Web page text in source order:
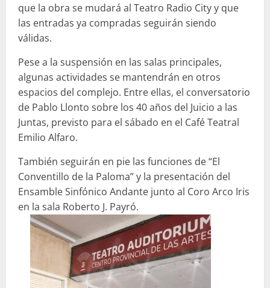
que la obra se mudará al Teatro Radio Cityy que
las entradas ya compradas seguirán siendo
válidas.
Pese a la suspensión en las salas principales,
algunas actividades se mantendrán en otros
espacios del complejo. Entre ellas, el conversatorio
de Pablo Llonto sobre los 40 años del Juicio a las
Juntas, previsto para el sábado en el Café Teatral
Emilio Alfaro.
También seguirán en pie las funciones de “El
Conventillo de la Paloma” y la presentación del
Ensamble Sinfónico Andante junto al Coro Arco Iris
en la sala Roberto J. Payró.